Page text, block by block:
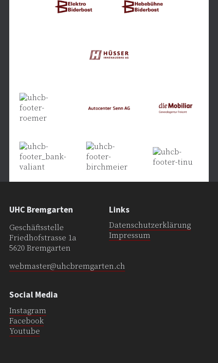
UHC Bremgarten
Geschäftsstelle
Friedhofstrasse 1a
5620 Bremgarten
webmaster@uhcbremgarten.ch
Links
Datenschutzerklärung
Impressum
Social Media
Instagram
Facebook
Youtube